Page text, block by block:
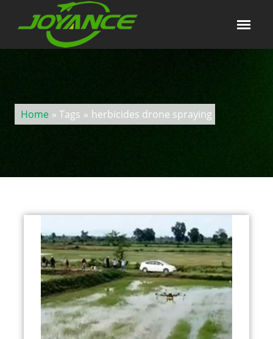
Home » Tags herbicides drone spraying
»